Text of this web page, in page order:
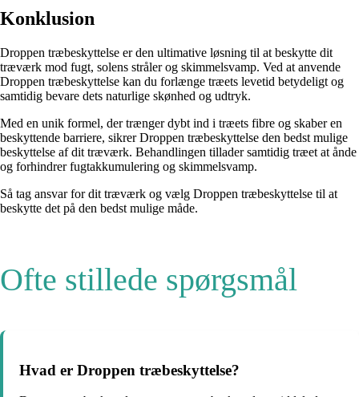
Konklusion
Droppen træbeskyttelse er den ultimative løsning til at beskytte dit
træværk mod fugt, solens stråler og skimmelsvamp. Ved at anvende
Droppen træbeskyttelse kan du forlænge træets levetid betydeligt og
samtidig bevare dets naturlige skønhed og udtryk.
Med en unik formel, der trænger dybt ind i træets fibre og skaber en
beskyttende barriere, sikrer Droppen træbeskyttelse den bedst mulige
beskyttelse af dit træværk. Behandlingen tillader samtidig træet at ånde
og forhindrer fugtakkumulering og skimmelsvamp.
Så tag ansvar for dit træværk og vælg Droppen træbeskyttelse til at
beskytte det på den bedst mulige måde.
Ofte stillede spørgsmål
Hvad er Droppen træbeskyttelse?